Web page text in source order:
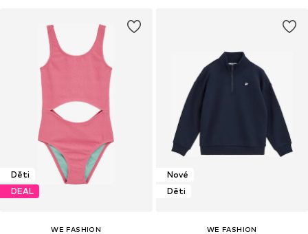
Děti
DEAL
WE FASHION
Nové
Děti
WE FASHION